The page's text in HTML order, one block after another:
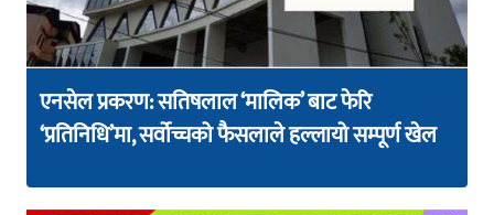
एनसेल प्रकरण: सतिषलाल ‘मालिक’ बाट फेरि
‘प्रतिनिधि’मा, सर्वोच्चको फैसलाले हल्लायो सम्पूर्ण खेल